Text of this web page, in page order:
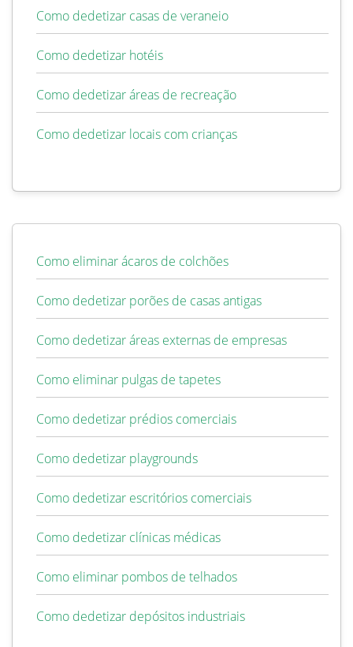
Como dedetizar casas de veraneio
Como dedetizar hotéis
Como dedetizar áreas de recreação
Como dedetizar locais com crianças
Como eliminar ácaros de colchões
Como dedetizar porões de casas antigas
Como dedetizar áreas externas de empresas
Como eliminar pulgas de tapetes
Como dedetizar prédios comerciais
Como dedetizar playgrounds
Como dedetizar escritórios comerciais
Como dedetizar clínicas médicas
Como eliminar pombos de telhados
Como dedetizar depósitos industriais